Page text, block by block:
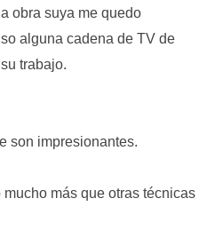
obra suya me quedo
alguna cadena de TV de
trabajo.
son impresionantes.
más que otras técnicas